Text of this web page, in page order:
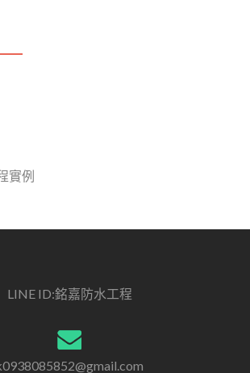
實例
LINE ID:銘嘉防水工程